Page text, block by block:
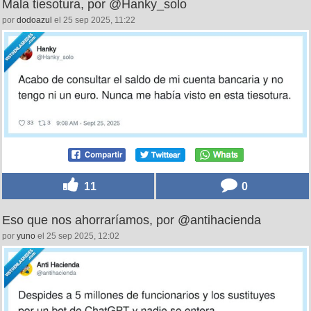
Mala tiesotura, por @Hanky_solo
por dodoazul el 25 sep 2025, 11:22
11 0
Eso que nos ahorraríamos, por @antihacienda
por yuno el 25 sep 2025, 12:02